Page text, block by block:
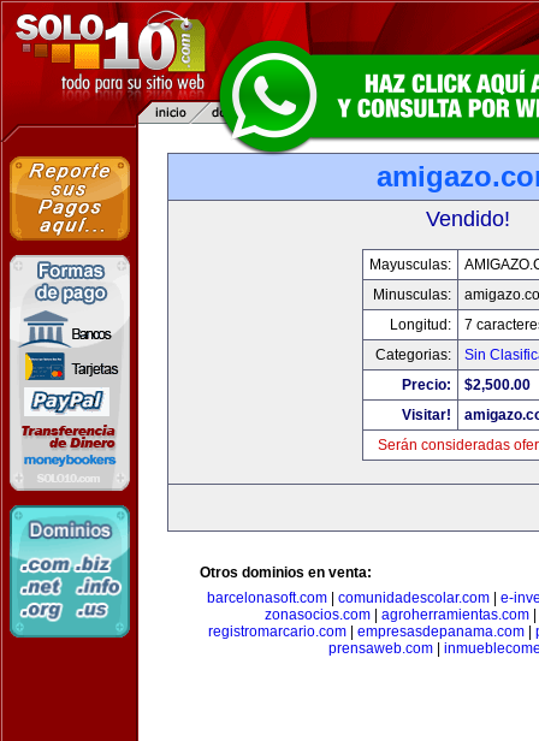
Vendido!
Mayusculas:
Minusculas:
Longitud:
7
Categorias:
Sin
Precio:
$2,500.00
Visitar!
Serán consideradas
Otros dominios en venta:
barcelonasoft.com
comunidadescolar.com
e-
zonasocios.com
agroherramientas.com
registromarcario.com| empresasdepanama.com|
prensaweb.com